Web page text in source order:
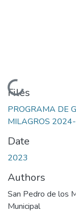
Loading...
Files
PROGRAMA DE
MILAGROS
Date
2023
Authors
San Pedro de los
Municipal